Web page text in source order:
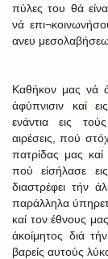
πύλες του θά
νά
ανευ
Καθήκον μας νά
άφύπνισιν καί
ενάντια εις
αιρέσεις, πού
πατρίδας μας καί
πού είσήλασε
διαστρέφει τήν
παράλληλα
καί τον έθνους
άκοίμητος διά
βαρείς αυτούς